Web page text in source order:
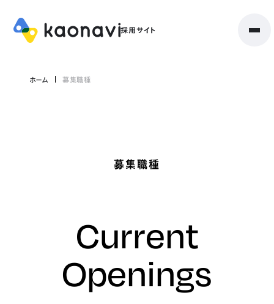
ホーム 募集職種
募集職種
Current
Openings